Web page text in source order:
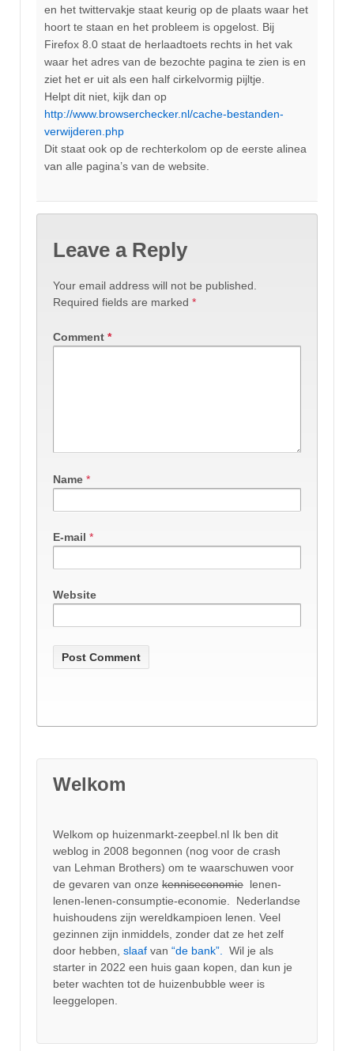
en het twittervakje staat keurig op de plaats waar het
hoort te staan en het probleem is opgelost. Bij
Firefox 8.0 staat de herlaadtoets rechts in het vak
waar het adres van de bezochte pagina te zien is en
ziet het er uit als een half cirkelvormig pijltje.
Helpt dit niet, kijk dan op
http://www.browserchecker.nl/cache-bestanden-
verwijderen.php
Dit staat ook op de rechterkolom op de eerste alinea
van alle pagina’s van de website.
Leave a Reply
Your email address will not be published.
Required fields are marked *
Comment *
Name *
E-mail *
Website
Welkom
Welkom op huizenmarkt-zeepbel.nl Ik ben dit
weblog in 2008 begonnen (nog voor de crash
van Lehman Brothers) om te waarschuwen voor
de gevaren van onze kenniseconomie lenen-
lenen-lenen-consumptie-economie. Nederlandse
huishoudens zijn wereldkampioen lenen. Veel
gezinnen zijn inmiddels, zonder dat ze het zelf
door hebben, slaaf van “de bank”. Wil je als
starter in 2022 een huis gaan kopen, dan kun je
beter wachten tot de huizenbubble weer is
leeggelopen.